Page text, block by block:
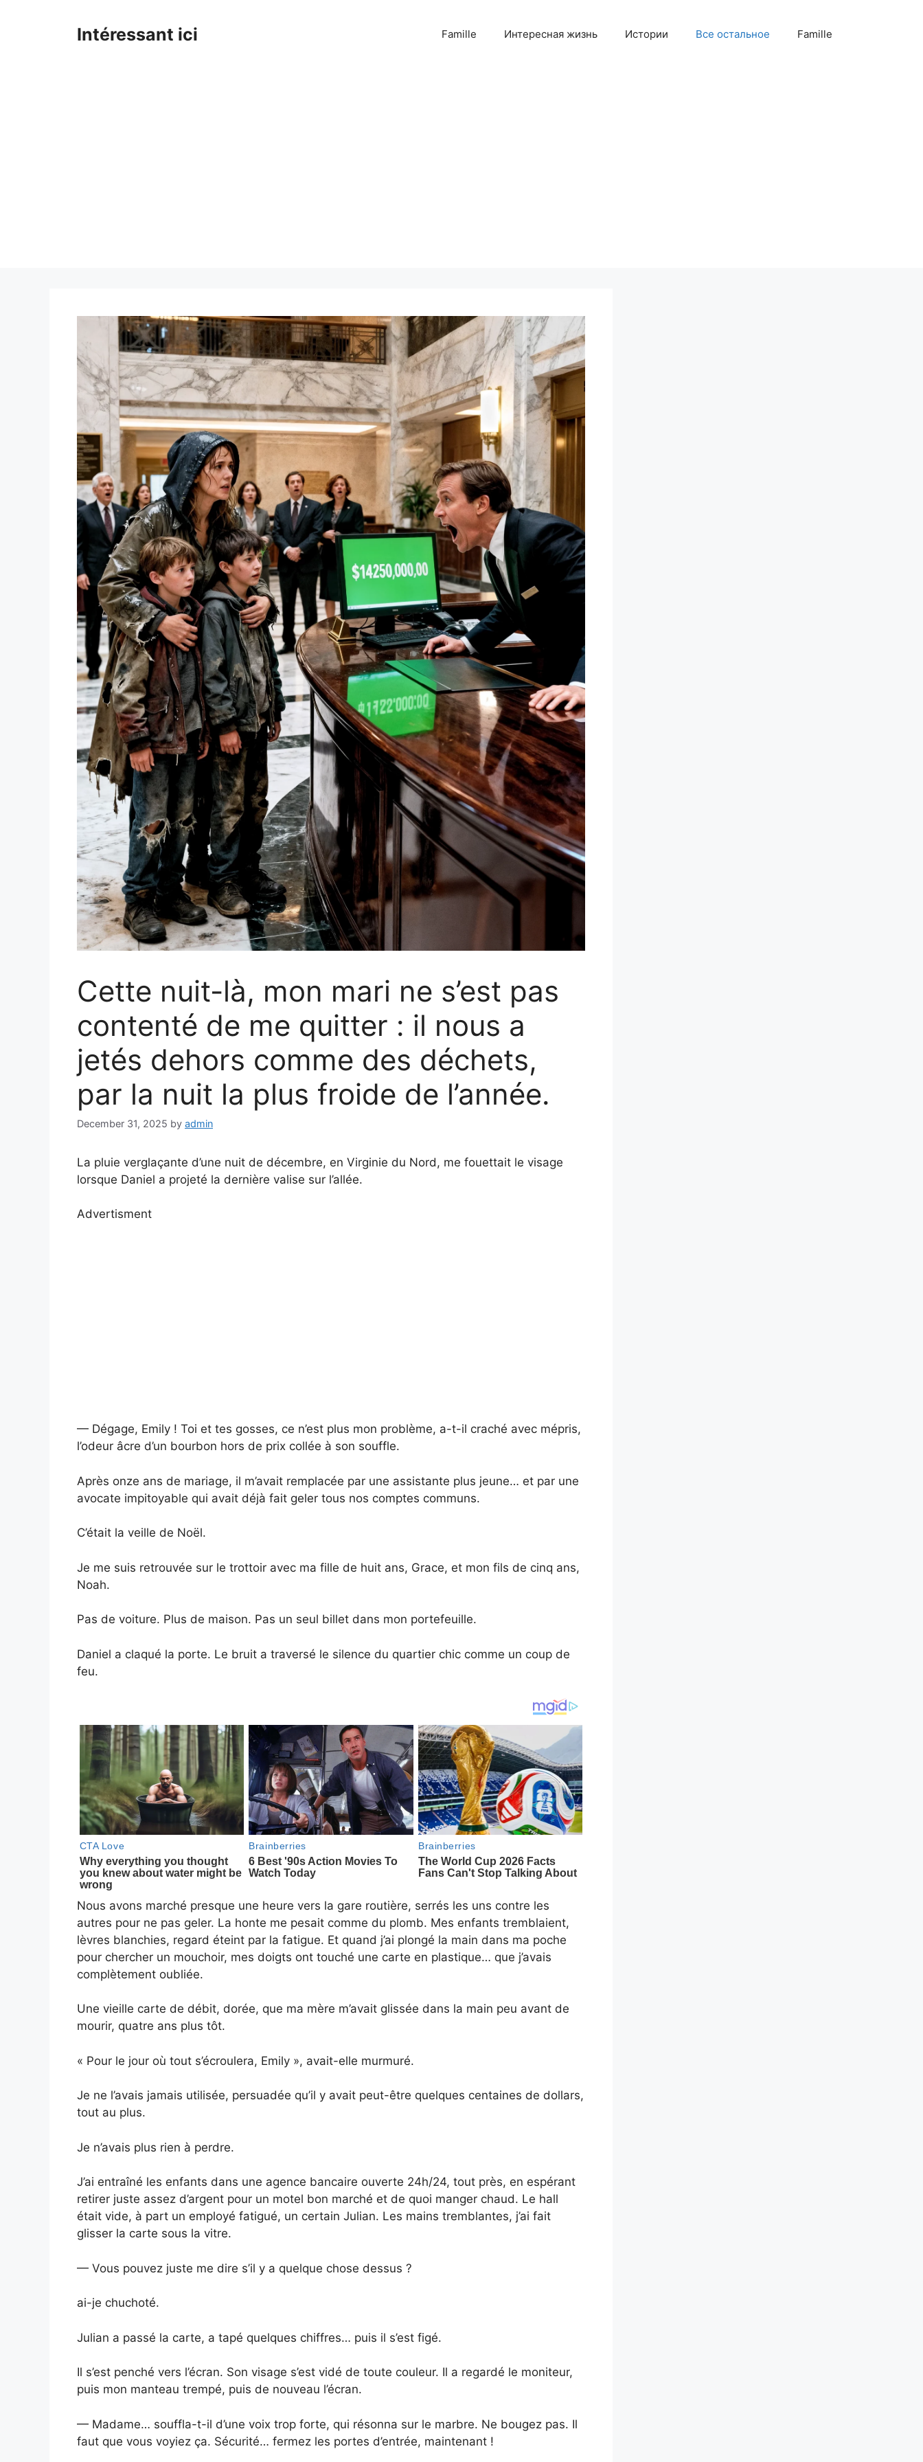
Intéressant ici Famille Интересная жизнь Истории Все остальное Famille
Cette nuit-là, mon mari ne s’est pas
contenté de me quitter : il nous a
jetés dehors comme des déchets,
par la nuit la plus froide de l’année.
December 31, 2025 by admin
La pluie verglaçante d’une nuit de décembre, en Virginie du Nord, me fouettait le visage
lorsque Daniel a projeté la dernière valise sur l’allée.
Advertisment
— Dégage, Emily ! Toi et tes gosses, ce n’est plus mon problème, a-t-il craché avec mépris,
l’odeur âcre d’un bourbon hors de prix collée à son souffle.
Après onze ans de mariage, il m’avait remplacée par une assistante plus jeune… et par une
avocate impitoyable qui avait déjà fait geler tous nos comptes communs.
C’était la veille de Noël.
Je me suis retrouvée sur le trottoir avec ma fille de huit ans, Grace, et mon fils de cinq ans,
Noah.
Pas de voiture. Plus de maison. Pas un seul billet dans mon portefeuille.
Daniel a claqué la porte. Le bruit a traversé le silence du quartier chic comme un coup de
feu.
Nous avons marché presque une heure vers la gare routière, serrés les uns contre les
autres pour ne pas geler. La honte me pesait comme du plomb. Mes enfants tremblaient,
lèvres blanchies, regard éteint par la fatigue. Et quand j’ai plongé la main dans ma poche
pour chercher un mouchoir, mes doigts ont touché une carte en plastique… que j’avais
complètement oubliée.
Une vieille carte de débit, dorée, que ma mère m’avait glissée dans la main peu avant de
mourir, quatre ans plus tôt.
« Pour le jour où tout s’écroulera, Emily », avait-elle murmuré.
Je ne l’avais jamais utilisée, persuadée qu’il y avait peut-être quelques centaines de dollars,
tout au plus.
Je n’avais plus rien à perdre.
J’ai entraîné les enfants dans une agence bancaire ouverte 24h/24, tout près, en espérant
retirer juste assez d’argent pour un motel bon marché et de quoi manger chaud. Le hall
était vide, à part un employé fatigué, un certain Julian. Les mains tremblantes, j’ai fait
glisser la carte sous la vitre.
— Vous pouvez juste me dire s’il y a quelque chose dessus ?
ai-je chuchoté.
Julian a passé la carte, a tapé quelques chiffres… puis il s’est figé.
Il s’est penché vers l’écran. Son visage s’est vidé de toute couleur. Il a regardé le moniteur,
puis mon manteau trempé, puis de nouveau l’écran.
— Madame… souffla-t-il d’une voix trop forte, qui résonna sur le marbre. Ne bougez pas. Il
faut que vous voyiez ça. Sécurité… fermez les portes d’entrée, maintenant !